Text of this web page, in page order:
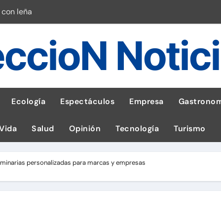
leña
de GEI en sus operaciones
de celular según OSIPTEL
guía para las familias
en la fuerza de un volcán
en Latam
Ecología Espectáculos Empresa
Salud Opinión Tecnología Turismo
personalizadas para marcas y empresas